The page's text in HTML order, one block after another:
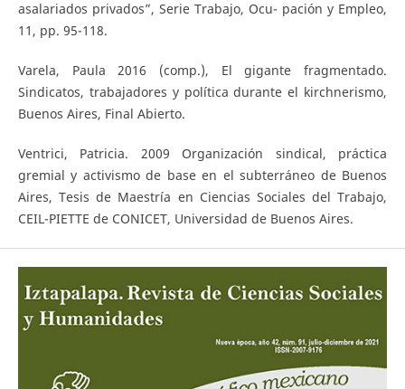
asalariados privados”, Serie Trabajo, Ocu- pación y Empleo,
11, pp. 95-118.
Varela, Paula 2016 (comp.), El gigante fragmentado.
Sindicatos, trabajadores y política durante el kirchnerismo,
Buenos Aires, Final Abierto.
Ventrici, Patricia. 2009 Organización sindical, práctica
gremial y activismo de base en el subterráneo de Buenos
Aires, Tesis de Maestría en Ciencias Sociales del Trabajo,
CEIL-PIETTE de CONICET, Universidad de Buenos Aires.